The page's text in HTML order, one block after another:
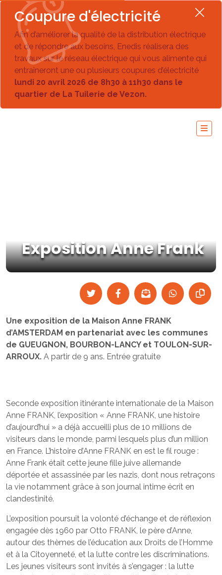
Coupure d'électricité
Afin d’améliorer la qualité de la distribution électrique
et de répondre aux besoins, Enedis réalisera des
travaux sur le réseau électrique qui vous alimente qui
entraîneront une ou plusieurs coupures d’électricité
lundi 20 avril 2026 de 8h30 à 11h30 dans le
quartier de La Tuilerie de Vezon.
Exposition Anne Frank
Une exposition de la Maison Anne FRANK
d’AMSTERDAM en partenariat avec les communes
de GUEUGNON, BOURBON-LANCY et TOULON-SUR-
ARROUX. A partir de 9 ans. Entrée gratuite
Seconde exposition itinérante internationale de la Maison
Anne FRANK, l’exposition « Anne FRANK, une histoire
d’aujourd’hui » a déjà accueilli plus de 10 millions de
visiteurs dans le monde, parmi lesquels plus d’un million
en France. L’histoire d’Anne FRANK en est le fil rouge :
Anne Frank était cette jeune fille juive allemande
déportée et assassinée par les nazis, dont nous retraçons
la vie notamment grâce à son journal intime écrit en
clandestinité.
L’exposition poursuit la volonté d’échange et de réflexion
engagée dès 1960 par Otto FRANK, le père d’Anne,
autour des thèmes de l’éducation aux Droits de l’Homme
et à la Citoyenneté, et la lutte contre les discriminations.
Les jeunes visiteurs sont invités à s’engager : la lutte